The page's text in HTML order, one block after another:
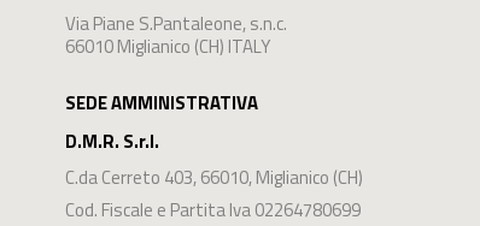
Via Piane S.Pantaleone, s.n.c.
66010 Miglianico (CH) ITALY
SEDE AMMINISTRATIVA
D.M.R. S.r.l.
C.da Cerreto 403,66010,Miglianico (CH)
Cod. Fiscale e Partita Iva 02264780699